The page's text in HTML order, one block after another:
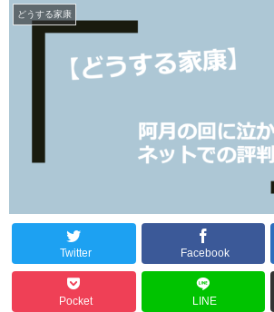
どうする家康
Twitter Facebook
Pocket LINE